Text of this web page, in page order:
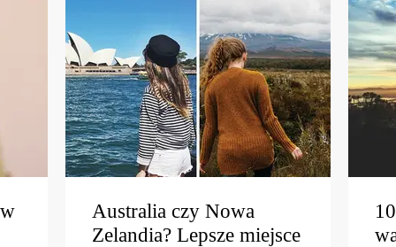
Australia czy Nowa
Zelandia? Lepsze miejsce